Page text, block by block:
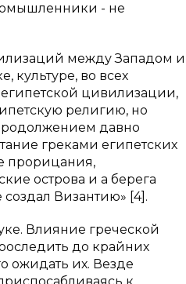
- не
между Западом и
культуре, во всех
цивилизации,
религию, но
давно
греками египетских
прорицания,
острова и а берега
Византию» [4].
Влияние греческой
до крайних
ожидать их. Везде